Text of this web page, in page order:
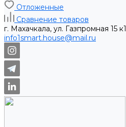
Отложенные
Сравнение товаров
г. Махачкала, ул. Газпромная 15 к1
info1smart.house@mail.ru